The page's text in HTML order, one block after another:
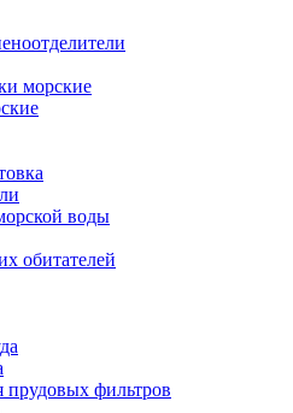
морские
воды
обитателей
прудовых фильтров